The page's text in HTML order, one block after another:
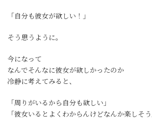
「自分も彼女が欲しい！」
そう思うように。
今になって
なんでそんなに彼女が欲しかったのか
冷静に考えてみると、
「周りがいるから自分も欲しい」
「彼女いるとよくわからんけどなんか楽しそう